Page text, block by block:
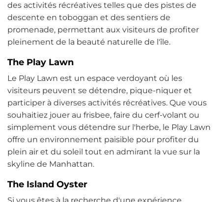
des activités récréatives telles que des pistes de
descente en toboggan et des sentiers de
promenade, permettant aux visiteurs de profiter
pleinement de la beauté naturelle de l'île.
The Play Lawn
Le Play Lawn est un espace verdoyant où les
visiteurs peuvent se détendre, pique-niquer et
participer à diverses activités récréatives. Que vous
souhaitiez jouer au frisbee, faire du cerf-volant ou
simplement vous détendre sur l'herbe, le Play Lawn
offre un environnement paisible pour profiter du
plein air et du soleil tout en admirant la vue sur la
skyline de Manhattan.
The Island Oyster